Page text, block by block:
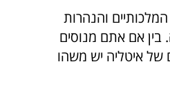
והנהרות
בין אם אתם מנוסים
של איטליה יש משהו